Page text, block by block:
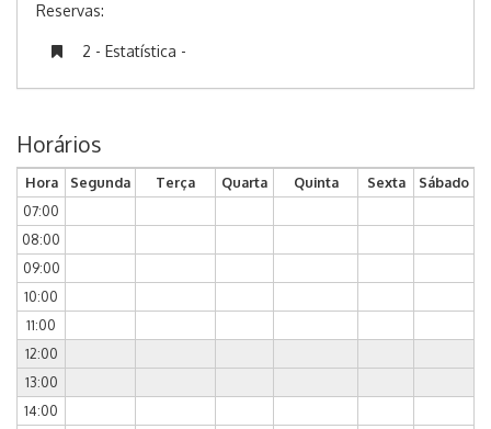
Reservas:
2 - Estatística -
Horários
Hora Segunda Terça Quarta Quinta Sexta
Sábado
07:00
08:00
09:00
10:00
11:00
12:00
13:00
14:00